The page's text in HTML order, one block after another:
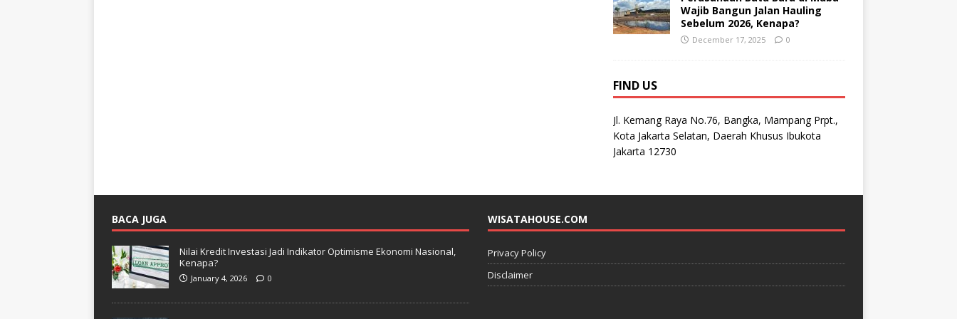
Wajib Bangun Jalan Hauling
Sebelum 2026, Kenapa?
December 17, 2025 0
FIND US
Jl. Kemang Raya No.76, Bangka, Mampang Prpt.,
Kota Jakarta Selatan, Daerah Khusus Ibukota
Jakarta 12730
BACA JUGA
Nilai Kredit Investasi Jadi Indikator Optimisme Ekonomi Nasional,
Kenapa?
January 4, 2026 0
WISATAHOUSE.COM
Privacy Policy
Disclaimer